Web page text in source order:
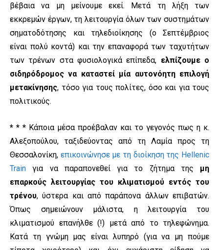
βέβαια να μη μείνουμε εκεί. Μετά τη λήξη των
εκκρεμών έργων, τη λειτουργία όλων των συστημάτων
σηματοδότησης και τηλεδιοίκησης (ο Σεπτέμβριος
είναι πολύ κοντά) και την επαναφορά των ταχυτήτων
των τρένων στα φυσιολογικά επίπεδα, ελπίζουμε ο
σιδηρόδρομος να καταστεί μία αυτονόητη επιλογή
μετακίνησης, τόσο για τους πολίτες, όσο και για τους
πολιτικούς.
* * * Κάποια μέσα προέβαλαν και το γεγονός πως η κ.
Αλεξοπούλου, ταξιδεύοντας από τη Λαμία προς τη
Θεσσαλονίκη, επικοινώνησε με τη διοίκηση της Hellenic
Train για να παραπονεθεί για το ζήτημα της μη
επαρκούς λειτουργίας του κλιματισμού εντός του
τρένου, ύστερα και από παράπονα άλλων επιβατών.
Όπως σημειώνουν μάλιστα, η λειτουργία του
κλιματισμού επανήλθε (!) μετά από το τηλεφώνημα.
Κατά τη γνώμη μας είναι λυπηρό (για να μη πούμε